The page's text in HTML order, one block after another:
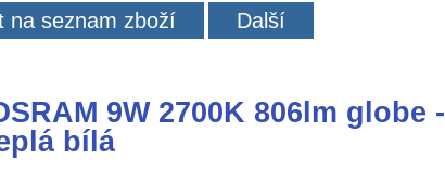
na seznam zboží Další
9W 2700K 806lm globe -
bílá